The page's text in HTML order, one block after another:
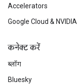
Accelerators
Google Cloud & NVIDIA
कनेक्ट करें
ब्लॉग
Bluesky